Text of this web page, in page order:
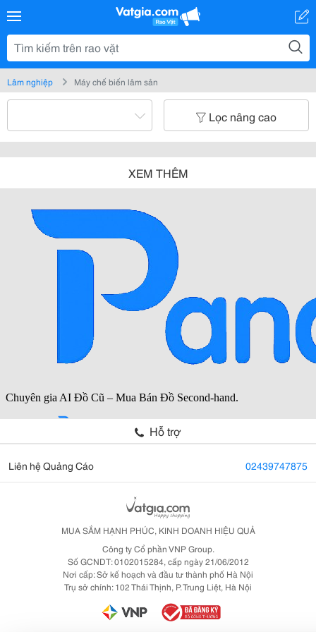
Lâm nghiệp Máy chế biến lâm sản
Lọc nâng cao
XEM THÊM
Hỗ trợ
Liên hệ Quảng Cáo 02439747875
MUA SẮM HẠNH PHÚC, KINH DOANH HIỆU QUẢ
Công ty Cổ phần VNP Group.
Số GCNDT: 0102015284, cấp ngày 21/06/2012
Nơi cấp: Sở kế hoạch và đầu tư thành phố Hà Nội
Trụ sở chính: 102 Thái Thịnh, P. Trung Liệt, Hà Nội